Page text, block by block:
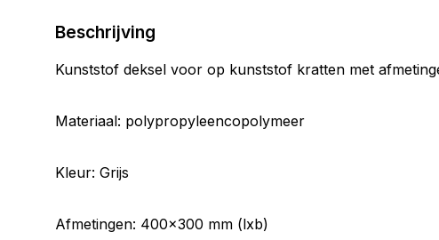
Beschrijving
Kunststof deksel voor op kunststof kratten met
Materiaal: polypropyleencopolymeer
Kleur: Grijs
Afmetingen: 400x300 mm (lxb)